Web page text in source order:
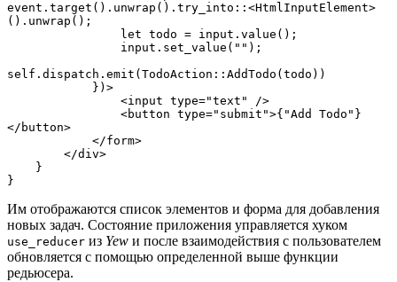
event.target().unwrap().try_into::<HtmlInputElement>
().unwrap();
                let todo = input.value();
                input.set_value("");
self.dispatch.emit(TodoAction::AddTodo(todo))
            })>
                <input type="text" />
</button>
            </form>
        </div>
    }
}
Им отображаются список элементов и форма для добавления
новых задач. Состояние приложения управляется хуком
use_reducer из Yew и после взаимодействия с пользователем
обновляется с помощью определенной выше функции
редьюсера.